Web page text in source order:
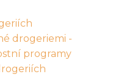
drogeriemi -
programy